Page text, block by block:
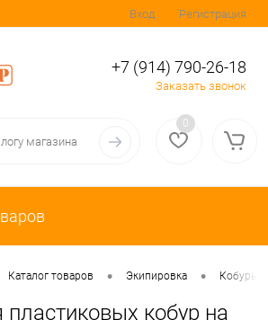
Вход Регистрация
+7 (914) 790-26-18
Заказать звонок
0
Каталог товаров • Экипировка • Кобуры
кобур на